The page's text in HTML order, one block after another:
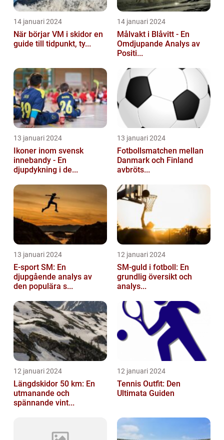
14 januari 2024
När börjar VM i skidor en
guide till tidpunkt, ty...
14 januari 2024
Målvakt i Blåvitt - En
Omdjupande Analys av
Positi...
13 januari 2024
Ikoner inom svensk
innebandy - En
djupdykning i de...
13 januari 2024
Fotbollsmatchen mellan
Danmark och Finland
avbröts...
13 januari 2024
E-sport SM: En
djupgående analys av
den populära s...
12 januari 2024
SM-guld i fotboll: En
grundlig översikt och
analys...
12 januari 2024
Längdskidor 50 km: En
utmanande och
spännande vint...
12 januari 2024
Tennis Outfit: Den
Ultimata Guiden